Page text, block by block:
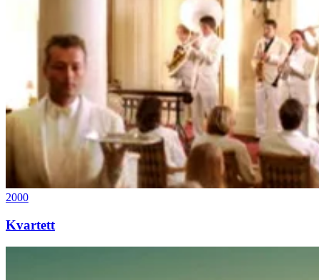
2000
Kvartett